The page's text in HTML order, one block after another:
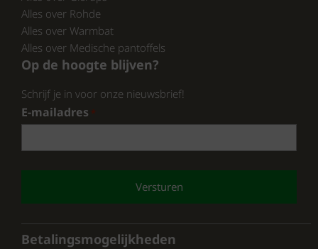
dan zijn de Fischer Uniseks Verband
Pantoffels een uitstekende keuze. Bezoek
pantoffelspecialist.nlen ontdek de voordelen
van deze unieke pantoffels zelf.
meer dan alleen sloffen; ze zijn een
investering in je welzijn. Met hun doordachte
ontwerp zijn ze perfect voor mensen met
gezwachtelde voeten of diabetes. Wacht niet
langer en bestel jouw paar vandaag nog bij
de pantoffelspecialist.nl.
Alles over Rohde
Alles over Warmbat
Alles over Medische pantoffels
Op de hoogte blijven?
Schrijf je in voor onze nieuwsbrief!
E-mailadres *
CAPTCHA
Betalingsmogelijkheden